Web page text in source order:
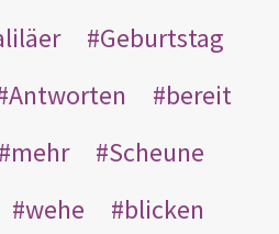
Geburtstag
Antworten
bereit
mehr
Scheune
wehe
blicken